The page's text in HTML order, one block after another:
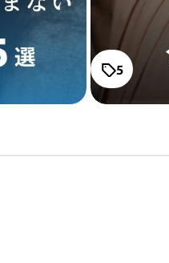
ださい。
5